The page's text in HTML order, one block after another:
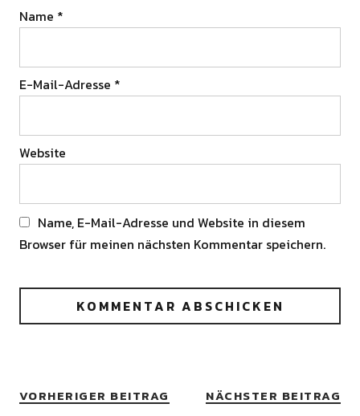
Name *
E-Mail-Adresse *
Website
Name, E-Mail-Adresse und Website in diesem
Browser für meinen nächsten Kommentar speichern.
VORHERIGER BEITRAG NÄCHSTER BEITRAG